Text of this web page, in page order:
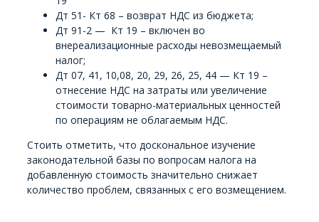
Дт 51- Кт 68 – возврат НДС из бюджета;
Дт 91-2 — Кт 19 – включен во
внереализационные расходы невозмещаемый
налог;
Дт 07, 41, 10,08, 20, 29, 26, 25, 44 — Кт 19 –
отнесение НДС на затраты или увеличение
стоимости товарно-материальных ценностей
по операциям не облагаемым НДС.
Стоить отметить, что доскональное изучение
законодательной базы по вопросам налога на
добавленную стоимость значительно снижает
количество проблем, связанных с его возмещением.